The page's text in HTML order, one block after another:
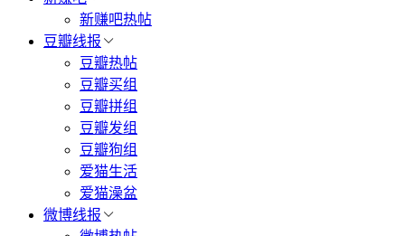
新赚吧热帖
豆瓣线报
豆瓣热帖
豆瓣买组
豆瓣拼组
豆瓣发组
豆瓣狗组
爱猫生活
爱猫澡盆
微博线报